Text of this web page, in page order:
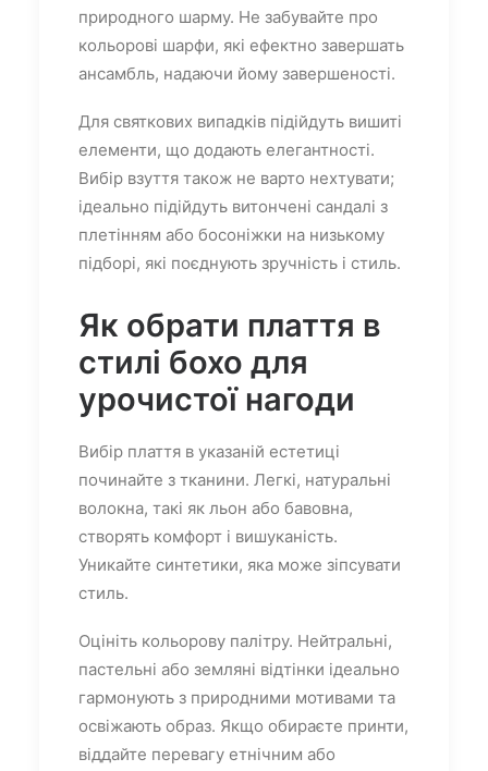
природного шарму. Не забувайте про
кольорові шарфи, які ефектно завершать
ансамбль, надаючи йому завершеності.
Для святкових випадків підійдуть вишиті
елементи, що додають елегантності.
Вибір взуття також не варто нехтувати;
ідеально підійдуть витончені сандалі з
плетінням або босоніжки на низькому
підборі, які поєднують зручність і стиль.
Як обрати плаття в
стилі бохо для
урочистої нагоди
Вибір плаття в указаній естетиці
починайте з тканини. Легкі, натуральні
волокна, такі як льон або бавовна,
створять комфорт і вишуканість.
Уникайте синтетики, яка може зіпсувати
стиль.
Оцініть кольорову палітру. Нейтральні,
пастельні або земляні відтінки ідеально
гармонують з природними мотивами та
освіжають образ. Якщо обираєте принти,
віддайте перевагу етнічним або